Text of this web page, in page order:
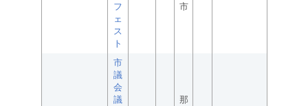
フ
ェ
ス
ト
市
市
議
会
議
那